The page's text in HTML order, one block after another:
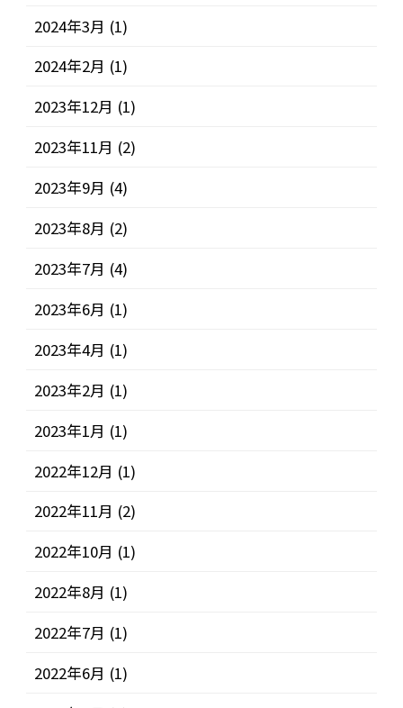
2024年3月 (1)
2024年2月 (1)
2023年12月 (1)
2023年11月 (2)
2023年9月 (4)
2023年8月 (2)
2023年7月 (4)
2023年6月 (1)
2023年4月 (1)
2023年2月 (1)
2023年1月 (1)
2022年12月 (1)
2022年11月 (2)
2022年10月 (1)
2022年8月 (1)
2022年7月 (1)
2022年6月 (1)